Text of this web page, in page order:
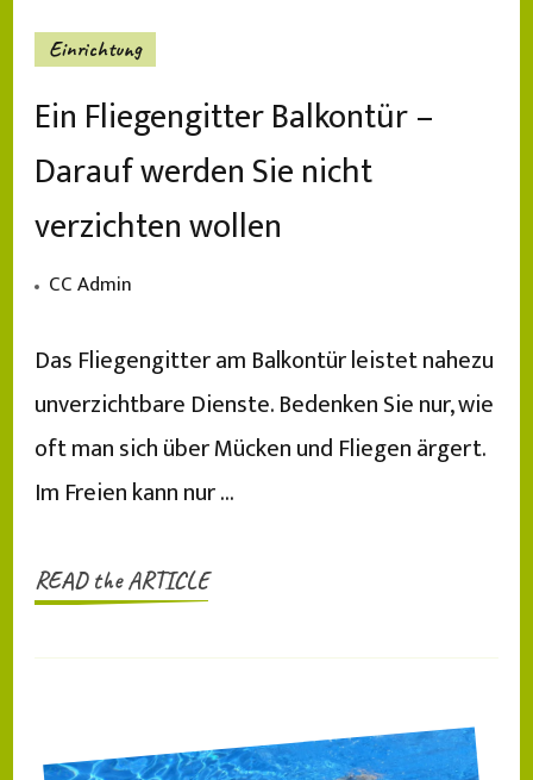
Einrichtung
Ein Fliegengitter Balkontür –
Darauf werden Sie nicht
verzichten wollen
CC Admin
Das Fliegengitter am Balkontür leistet nahezu
unverzichtbare Dienste. Bedenken Sie nur, wie
oft man sich über Mücken und Fliegen ärgert.
Im Freien kann nur …
READ the ARTICLE